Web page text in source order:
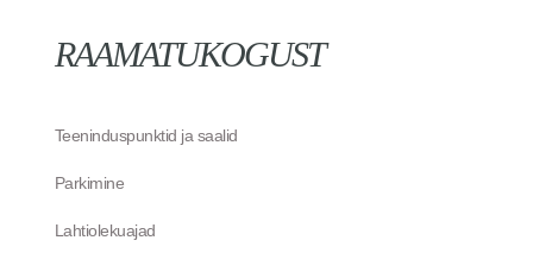
RAAMATUKOGUST
Teeninduspunktid ja saalid
Parkimine
Lahtiolekuajad